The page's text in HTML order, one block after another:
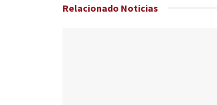
Relacionado Noticias